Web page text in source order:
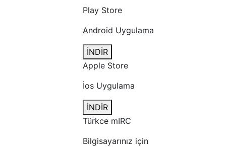
Play Store
Android Uygulama
İNDİR
Apple Store
İos Uygulama
İNDİR
Türkce mIRC
Bilgisayarınız için